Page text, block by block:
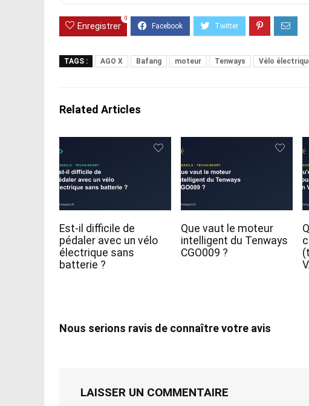
Enregistrer
0
TAGS : AGO X Bafang moteur Tenways Vélo
Related Articles
Est-il difficile de
pédaler avec un vélo
électrique sans
batterie ?
Que vaut le moteur
intelligent du Tenways
CGO009 ?
Nous serions ravis de connaître votre avis
LAISSER UN COMMENTAIRE